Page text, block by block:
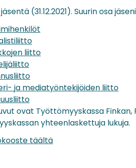
jäsentä (31.12.2021). Suurin osa
liitto
ja mediatyöntekijöiden liitto
ovat Työttömyyskassa
yhteenlaskettuja lukuja.
täältä